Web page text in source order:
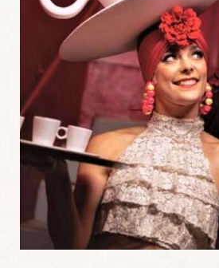
Brooke Appleyard vient de
a…
Danseurs